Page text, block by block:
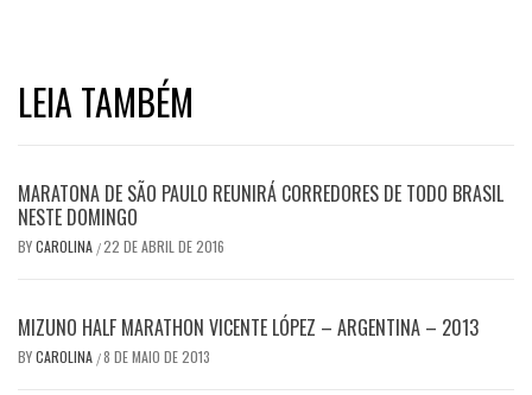
LEIA TAMBÉM
MARATONA DE SÃO PAULO REUNIRÁ CORREDORES DE TODO BRASIL
NESTE DOMINGO
BYCAROLINA /22 DE ABRIL DE 2016
MIZUNO HALF MARATHON VICENTE LÓPEZ – ARGENTINA – 2013
BYCAROLINA /8 DE MAIO DE 2013